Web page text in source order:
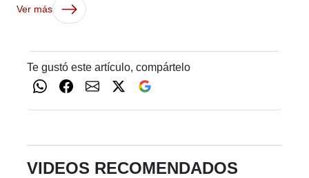
Ver más
Te gustó este artículo, compártelo
VIDEOS RECOMENDADOS